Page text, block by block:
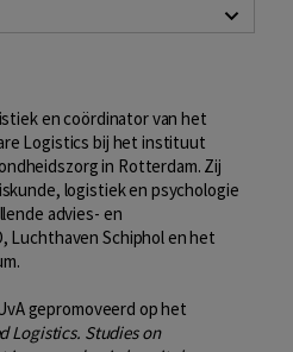
en coördinator van het
Logistics bij het instituut
in Rotterdam. Zij
logistiek en psychologie
advies- en
Luchthaven Schiphol en het
gepromoveerd op het
Logistics. Studies on